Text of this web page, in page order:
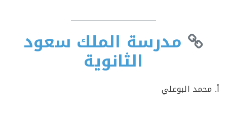
مدرسة الملك سعود
الثانوية
البوعلي